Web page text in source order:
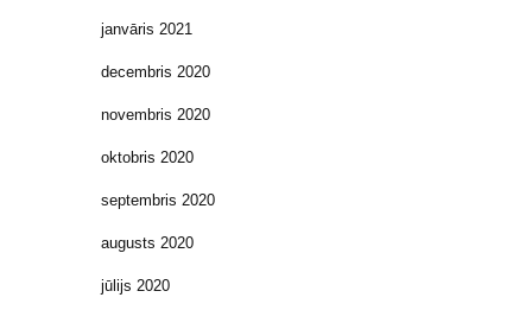
janvāris 2021
decembris 2020
novembris 2020
oktobris 2020
septembris 2020
augusts 2020
jūlijs 2020